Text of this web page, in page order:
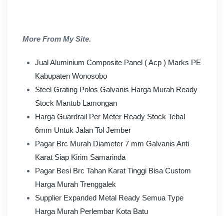
More From My Site.
Jual Aluminium Composite Panel ( Acp ) Marks PE
Kabupaten Wonosobo
Steel Grating Polos Galvanis Harga Murah Ready
Stock Mantub Lamongan
Harga Guardrail Per Meter Ready Stock Tebal
6mm Untuk Jalan Tol Jember
Pagar Brc Murah Diameter 7 mm Galvanis Anti
Karat Siap Kirim Samarinda
Pagar Besi Brc Tahan Karat Tinggi Bisa Custom
Harga Murah Trenggalek
Supplier Expanded Metal Ready Semua Type
Harga Murah Perlembar Kota Batu